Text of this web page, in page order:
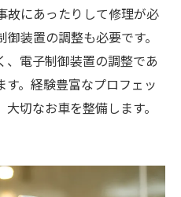
故にあったりして修理が必
装置の調整も必要です。
、電子制御装置の調整であ
。経験豊富なプロフェッ
切なお車を整備します。